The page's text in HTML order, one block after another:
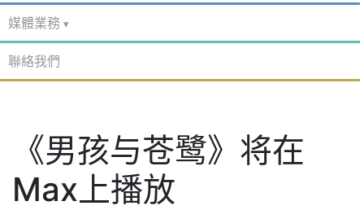
媒體業務
聯絡我們
《男孩与苍鹭》将在
Max上播放